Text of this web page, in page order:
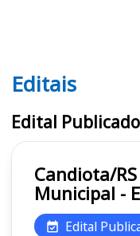
Editais
Editais
Edital Publicado
Candiota/RS Prefeitura
Municipal -
Edital